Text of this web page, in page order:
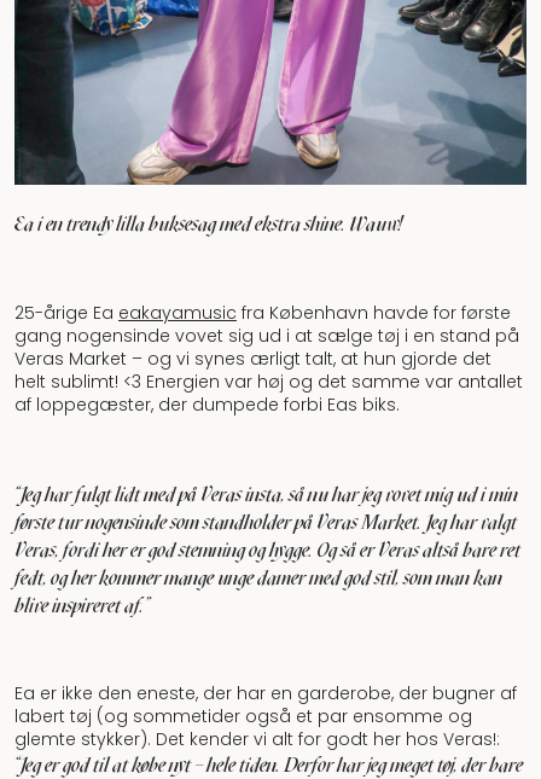
Ea i en trendy lilla buksesag med ekstra shine. Wauw!
25-årige Ea eakayamusic fra København havde for første
gang nogensinde vovet sig ud i at sælge tøj i en stand på
Veras Market – og vi synes ærligt talt, at hun gjorde det
helt sublimt! <3 Energien var høj og det samme var antallet
af loppegæster, der dumpede forbi Eas biks.
"Jeg har fulgt lidt med på Veras insta, så nu har jeg vovet mig ud i min
første tur nogensinde som standholder på Veras Market. Jeg har valgt
Veras, fordi her er god stemning og hygge. Og så er Veras altså bare ret
fedt, og her kommer mange unge damer med god stil, som man kan
blive inspireret af.”
Ea er ikke den eneste, der har en garderobe, der bugner af
labert tøj (og sommetider også et par ensomme og
glemte stykker). Det kender vi alt for godt her hos Veras!:
"Jeg er god til at købe nyt – hele tiden. Derfor har jeg meget tøj, der bare